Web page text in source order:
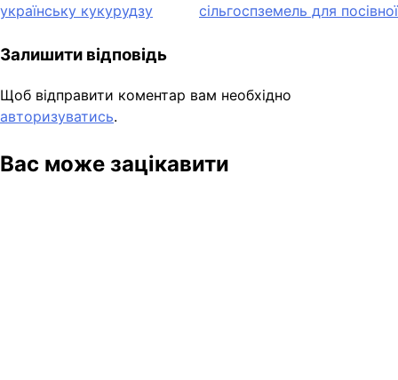
українську кукурудзу
сільгоспземель для посівної
Залишити відповідь
Щоб відправити коментар вам необхідно
авторизуватись.
Вас може зацікавити